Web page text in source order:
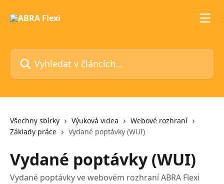
Vyhledat v článcích…
Všechny sbírky Výuková videa
Webové rozhraní
Základy práce
Vydané poptávky (WUI)
Vydané poptávky (WUI)
Vydané poptávky ve webovém rozhraní ABRA Flexi